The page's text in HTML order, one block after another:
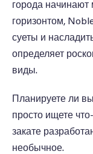
города начинают
горизонтом,
суеты и
определяет
виды.
Планируете ли
просто ищете
закате
необычное.